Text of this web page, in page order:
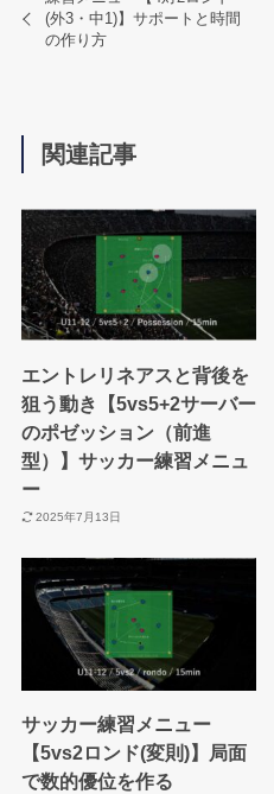
(外3・中1)】サポートと時間
の作り方
関連記事
エントレリネアスと背後を
狙う動き【5vs5+2サーバー
のポゼッション（前進
型）】サッカー練習メニュ
ー
2025年7月13日
サッカー練習メニュー
【5vs2ロンド(変則)】局面
で数的優位を作る